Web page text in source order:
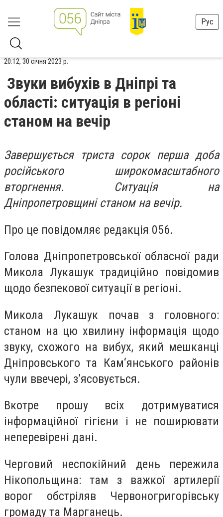
Рус
20:12, 30 січня 2023 р.
Звуки вибухів в Дніпрі та
області: ситуація в регіоні
станом на вечір
Завершується триста сорок перша доба
російського широкомасштабного
вторгнення. Ситуація на
Дніпропетровщині станом на вечір.
Про це повідомляє редакція 056.
Голова Дніпропетровської обласної ради
Микола Лукашук традиційно повідомив
щодо безпекової ситуації в регіоні.
Микола Лукашук почав з головного:
станом на цю хвилину інформація щодо
звуку, схожого на вибух, який мешканці
Дніпровського та Кам‘янського районів
чули ввечері, з’ясовується.
Вкотре прошу всіх дотримуватися
інформаційної гігієни і не поширювати
неперевірені дані.
Черговий неспокійний день пережила
Нікопольщина: там з важкої артилерії
ворог обстріляв Червоногригорівську
громаду та Марганець.